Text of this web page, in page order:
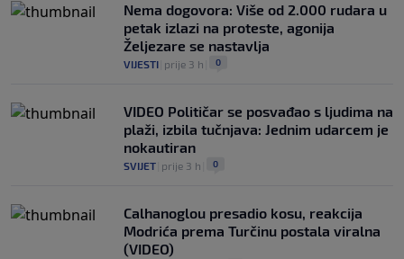
Nema dogovora: Više od 2.000 rudara u
petak izlazi na proteste, agonija
Željezare se nastavlja
VIJESTI prije 3 h 0
VIDEO Političar se posvađao s ljudima na
plaži, izbila tučnjava: Jednim udarcem je
nokautiran
SVIJET prije 3 h 0
Calhanoglou presadio kosu, reakcija
Modrića prema Turčinu postala viralna
(VIDEO)